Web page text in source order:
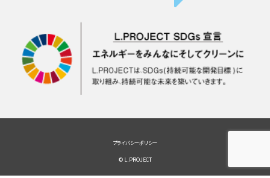
プライバシーポリシー
© L.PROJECT